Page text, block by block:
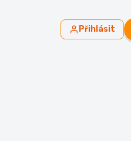
Přihlásit